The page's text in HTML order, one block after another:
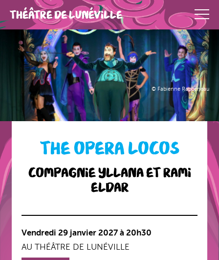
© Fabienne Rappeneau
THE OPERA LOCOS
Compagnie Yllana et Rami
Eldar
Vendredi 29 janvier 2027 à 20h30
AU THÉÂTRE DE LUNÉVILLE
THÉÂTRE DE LUNÉVILLE